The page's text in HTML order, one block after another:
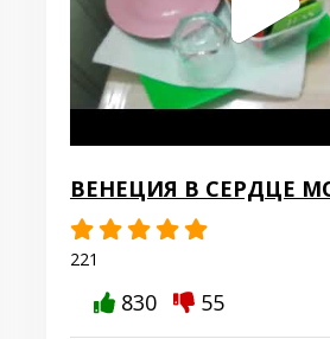
ВЕНЕЦИЯ В СЕРДЦЕ
221
830 55